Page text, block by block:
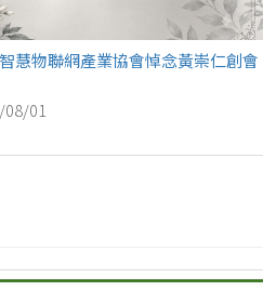
慧物聯網產業協會悼念黃崇仁創會
08/01